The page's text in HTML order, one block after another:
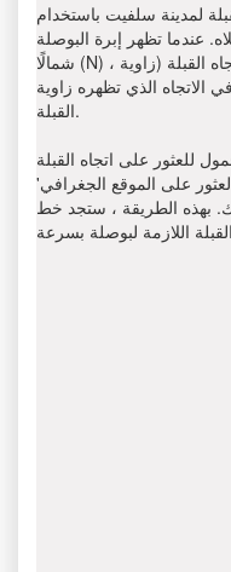
لمدينة سلفيت باستخدام
عندما تظهر إبرة البوصلة
شمالًا (N) ، أوجد على اتجاه عقارب الساعة باتجاه القبلة (زاوية
الاتجاه الذي تظهره زاوية
القبلة.
للعثور على اتجاه القبلة
على الموقع الجغرافي'
بهذه الطريقة ، ستجد خط